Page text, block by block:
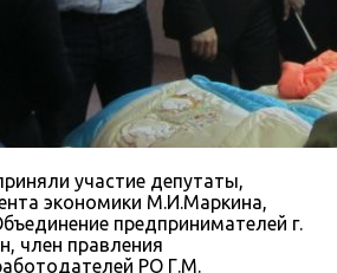
участие депутаты,
экономики М.И.Маркина,
предпринимателей г.
член правления
РО Г.М.